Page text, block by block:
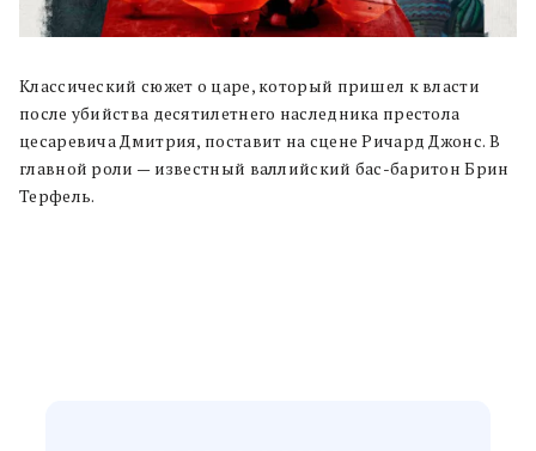
Классический сюжет о царе, который пришел к власти
после убийства десятилетнего наследника престола
цесаревича Дмитрия, поставит на сцене Ричард Джонс. В
главной роли — известный валлийский бас-баритон Брин
Терфель.